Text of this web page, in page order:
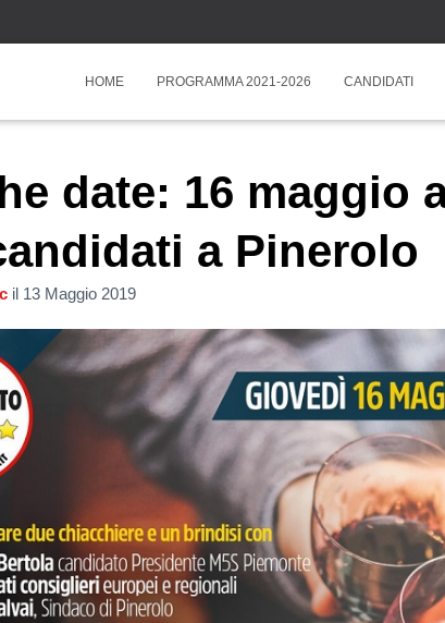
HOME PROGRAMMA 2021-2026 CANDIDATI
date: 16 maggio
a Pinerolo
il 13 Maggio 2019